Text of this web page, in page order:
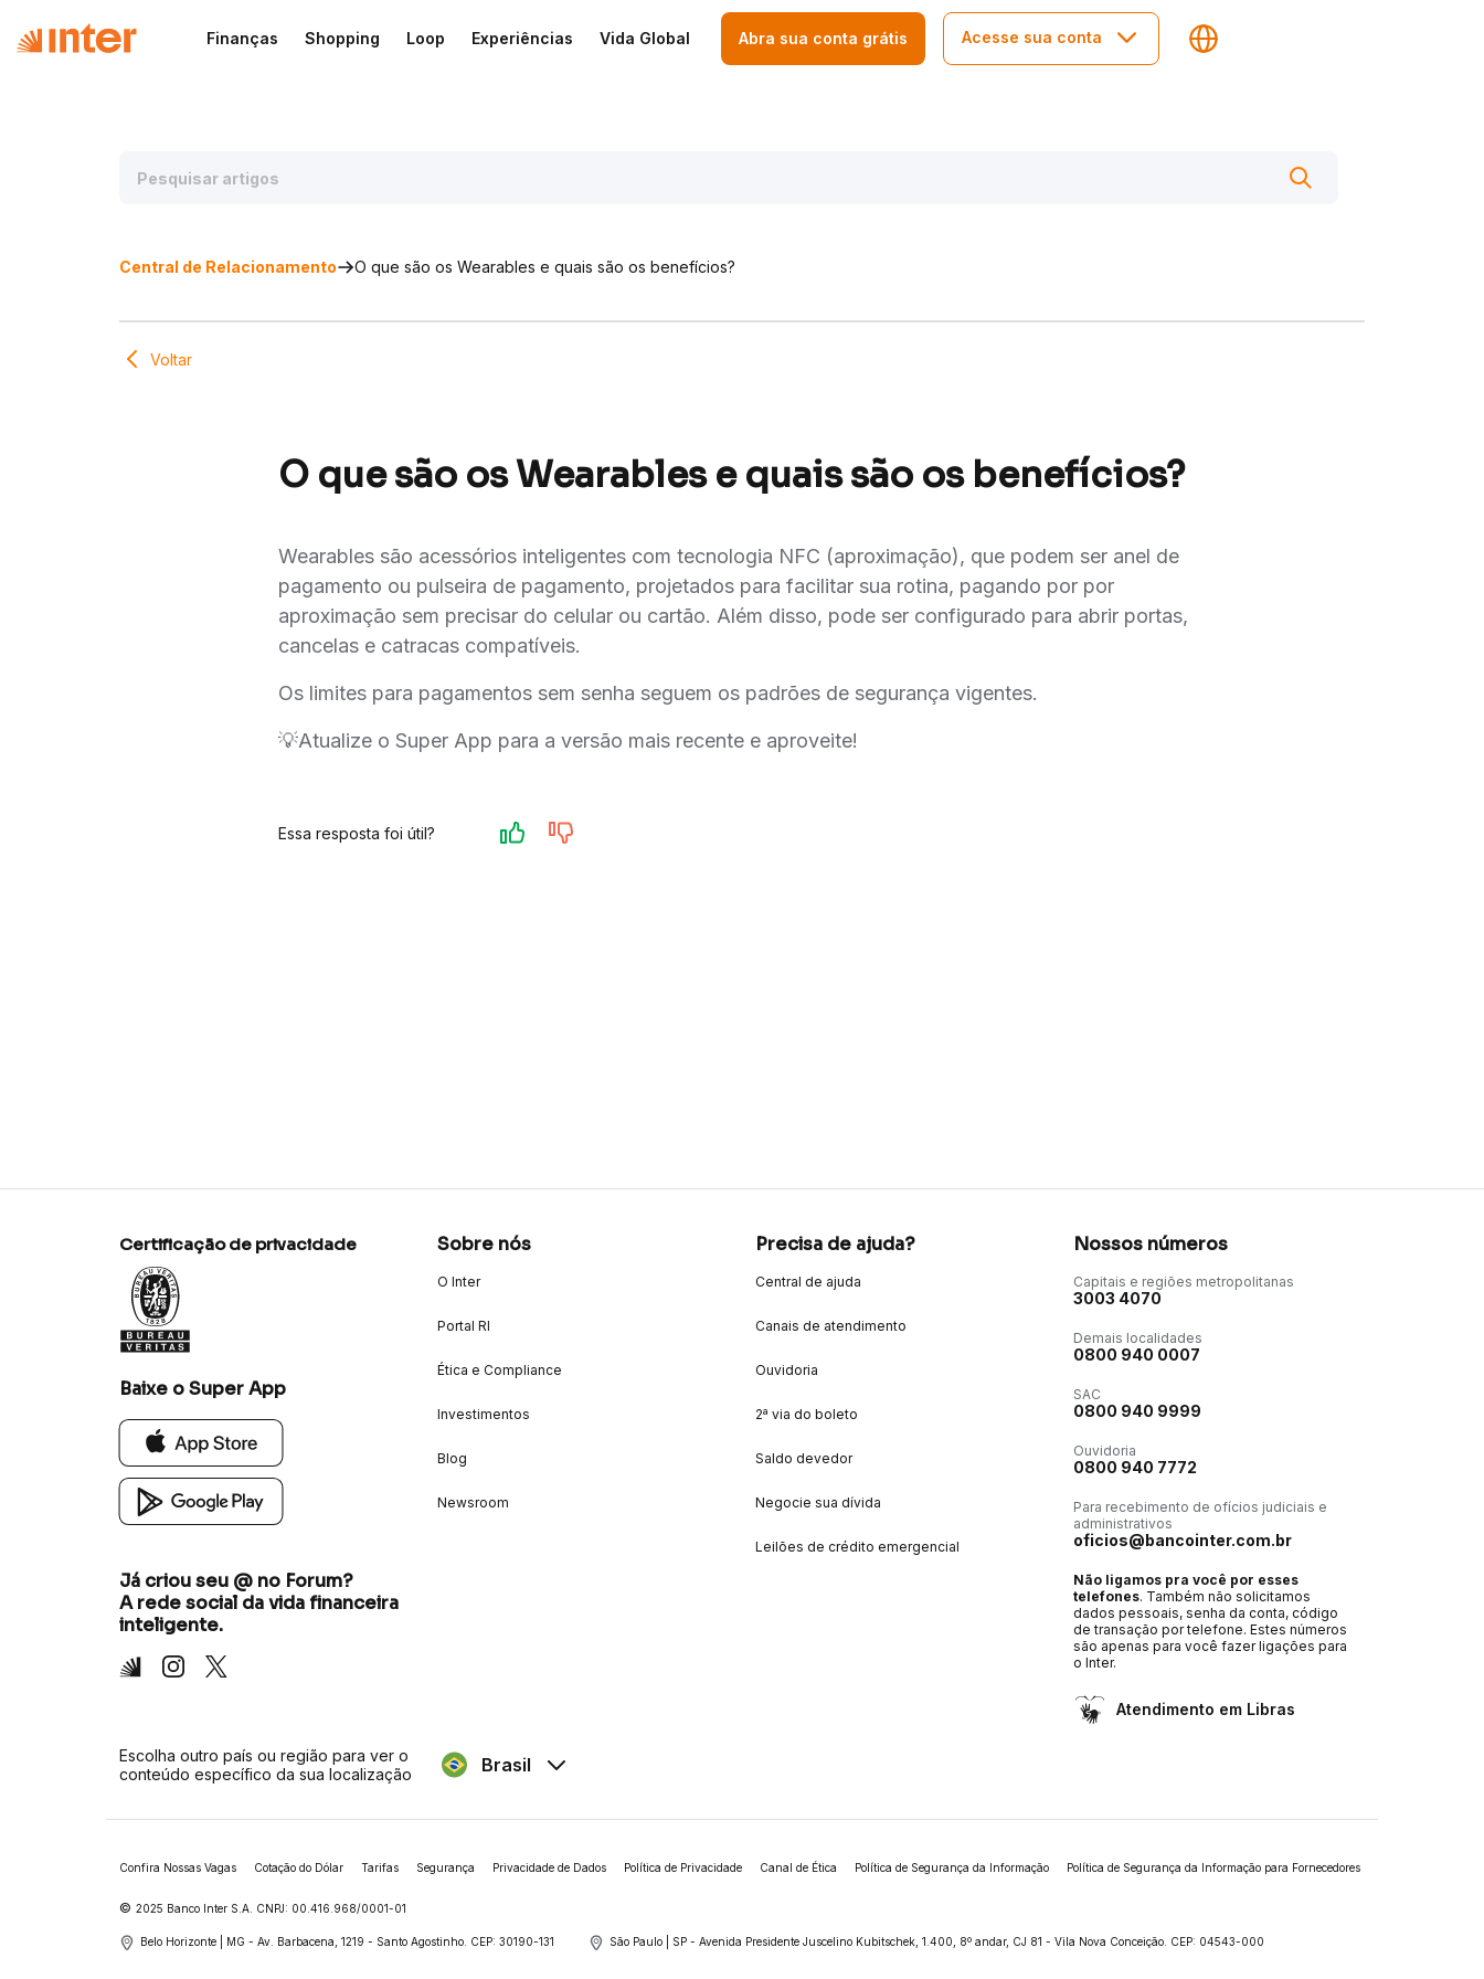
Finanças Shopping Loop Experiências Vida Global Abra sua conta grátis Acesse sua conta
Central de Relacionamento O que são os Wearables e quais são os benefícios?
Voltar
O que são os Wearables e quais são os benefícios?
Wearables são acessórios inteligentes com tecnologia NFC (aproximação), que podem ser anel de
pagamento ou pulseira de pagamento, projetados para facilitar sua rotina, pagando por por
aproximação sem precisar do celular ou cartão. Além disso, pode ser configurado para abrir portas,
cancelas e catracas compatíveis.
Os limites para pagamentos sem senha seguem os padrões de segurança vigentes.
💡Atualize o Super App para a versão mais recente e aproveite!
Essa resposta foi útil?
Certificação de privacidade
Baixe o Super App
Já criou seu @ no Forum?
A rede social da vida financeira
inteligente.
Inter Instagram
X
Sobre nós
O Inter
Portal RI
Ética e Compliance
Investimentos
Blog
Newsroom
Precisa de ajuda?
Central de ajuda
Canais de atendimento
Ouvidoria
2ª via do boleto
Saldo devedor
Negocie sua dívida
Leilões de crédito emergencial
Nossos números
Capitais e regiões metropolitanas
3003 4070
Demais localidades
0800 940 0007
SAC
0800 940 9999
Ouvidoria
0800 940 7772
Para recebimento de ofícios judiciais e
administrativos
oficios@bancointer.com.br
Não ligamos pra você por esses
telefones. Também não solicitamos
dados pessoais, senha da conta, código
de transação por telefone. Estes números
são apenas para você fazer ligações para
o Inter.
Atendimento em Libras
Escolha outro país ou região para ver o
conteúdo específico da sua localização
Brasil
Confira Nossas Vagas Cotação do Dólar Tarifas Segurança Privacidade de Dados Política de Privacidade Canal de Ética Política de Segurança da Informação Política de Segurança da Informação para Fornecedores
© 2025 Banco Inter S.A. CNPJ: 00.416.968/0001-01
Belo Horizonte | MG - Av. Barbacena, 1219 - Santo Agostinho. CEP: 30190-131 São Paulo | SP - Avenida Presidente Juscelino Kubitschek, 1.400, 8º andar, CJ 81 - Vila Nova Conceição. CEP: 04543-000